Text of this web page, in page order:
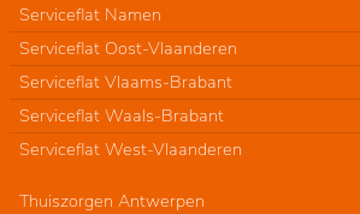
Serviceflat Namen
Serviceflat Oost-Vlaanderen
Serviceflat Vlaams-Brabant
Serviceflat Waals-Brabant
Serviceflat West-Vlaanderen
Thuiszorgen Antwerpen